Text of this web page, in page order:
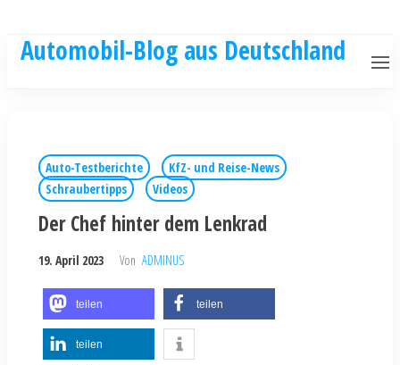
Automobil-Blog aus Deutschland
Auto-Testberichte
KfZ- und Reise-News
Schraubertipps
Videos
Der Chef hinter dem Lenkrad
19. April 2023 Von ADMINUS
teilen teilen
teilen